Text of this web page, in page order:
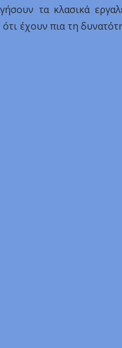
τα κλασικά
έχουν πια τη